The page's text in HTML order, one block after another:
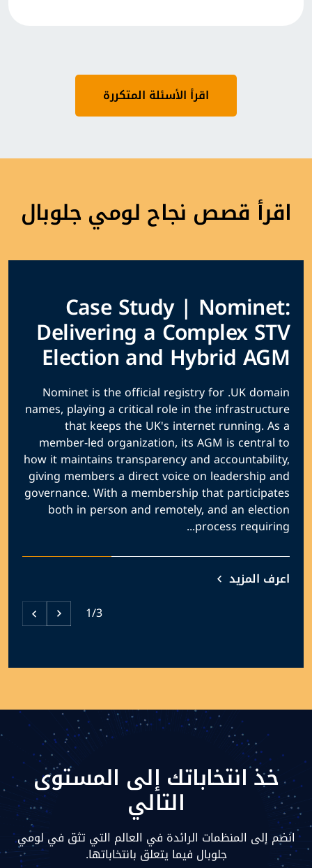
اقرأ الأسئلة المتكررة
اقرأ قصص نجاح لومي جلوبال
Case Study | Nominet:
Delivering a Complex STV
Election and Hybrid AGM
Nominet is the official registry for .UK domain
names, playing a critical role in the infrastructure
that keeps the UK's internet running. As a
member-led organization, its AGM is central to
how it maintains transparency and accountability,
giving members a direct voice on leadership and
governance. With a membership that participates
both in person and remotely, and an election
process requiring...
اعرف المزيد
1/3
خذ انتخاباتك إلى المستوى
التالي
انضم إلى المنظمات الرائدة في العالم التي تثق في لومي
جلوبال فيما يتعلق بانتخاباتها.